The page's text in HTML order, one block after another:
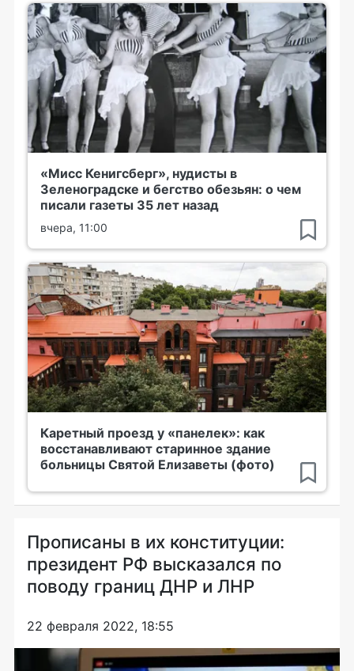
«Мисс Кенигсберг», нудисты в
Зеленоградске и бегство обезьян: о чем
писали газеты 35 лет назад
вчера, 11:00
Каретный проезд у «панелек»: как
восстанавливают старинное здание
больницы Святой Елизаветы (фото)
Прописаны в их конституции:
президент РФ высказался по
поводу границ ДНР и ЛНР
22 февраля 2022, 18:55